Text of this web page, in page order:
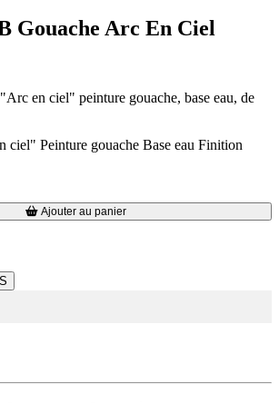
Gouache Arc En Ciel
en ciel" peinture gouache, base eau, de
ciel" Peinture gouache Base eau Finition
Ajouter au panier